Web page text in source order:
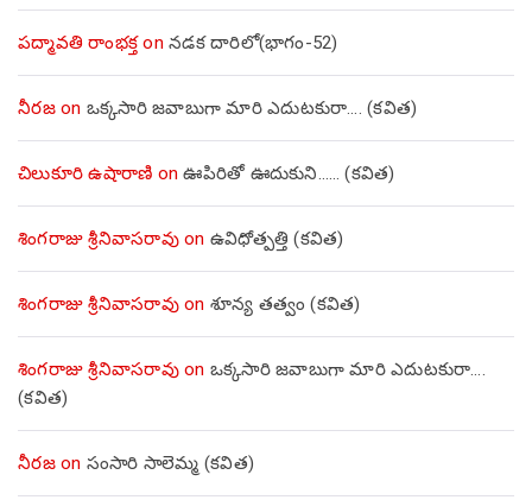
పద్మావతి రాంభక్తon నడక దారిలో(భాగం-52)
నీరజon ఒక్కసారి జవాబుగా మారి ఎదుటకురా…. (కవిత)
చిలుకూరి ఉషారాణి onఊపిరితో ఊదుకుని…… (కవిత)
శింగరాజు శ్రీనివాసరావుon ఉవిధోత్పత్తి (కవిత)
శింగరాజు శ్రీనివాసరావుon శూన్య తత్వం (కవిత)
శింగరాజు శ్రీనివాసరావుon ఒక్కసారి జవాబుగా మారి ఎదుటకురా….
(కవిత)
నీరజon సంసారి సాలెమ్మ (కవిత)